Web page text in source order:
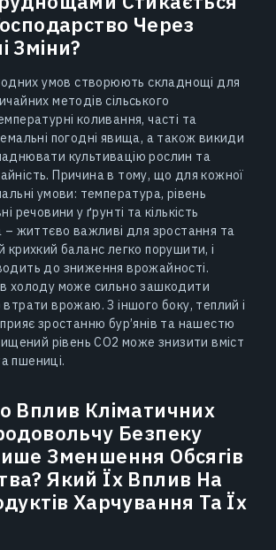
Через
Зміни?
умов створюють складнощі для
методів сільського
коливання, часті та
погодні явища, а також викиди
культивацію рослин та
Причина в тому, що для кожної
умови: температура, рівень
речовини у ґрунті та кількість
– життєво важливі для зростання та
крихкий баланс легко порушити, і
до зниження врожайності.
холоду може сильно зашкодити
врожаю. З іншого боку, теплий і
зростанню бур’янів та нашестю
рівень СО2 може знизити вміст
пшениці.
Вплив Кліматичних
Безпеку
Зменшення Обсягів
Який Їх Вплив На
Харчування Та Їх